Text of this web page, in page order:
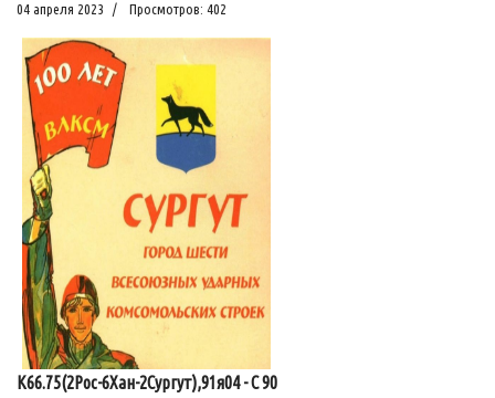
04 апреля 2023 Просмотров: 402
К66.75(2Рос-6Хан-2Сургут),91я04 - С 90